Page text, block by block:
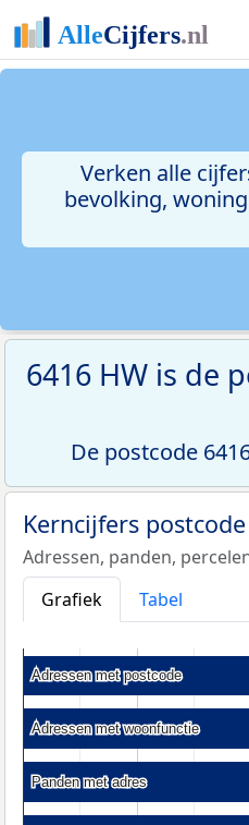
Verken alle
bevolking,
6416 HW is de
De postcode
Kerncijfers
Adressen, panden,
Grafiek
Tabel
Adressen met postcode
Adressen met postcode
Adressen met woonfunctie
Adressen met woonfunctie
Panden met adres
Panden met adres